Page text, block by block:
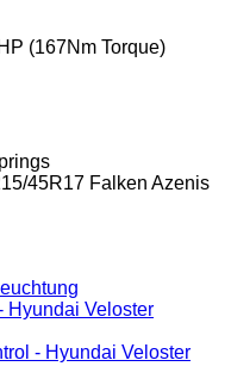
(167Nm Torque)
45R17 Falken Azenis
Hyundai Veloster
- Hyundai Veloster